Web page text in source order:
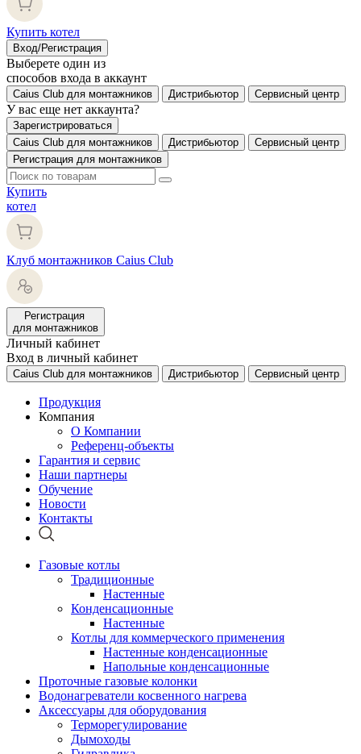
Купить котел
Вход/Регистрация
Выберете один из
способов входа в аккаунт
Caius Club для монтажников Дистрибьютор Сервисный центр
У вас еще нет аккаунта?
Зарегистрироваться
Caius Club для монтажников
Дистрибьютор
Сервисный центр
Регистрация для монтажников
Купить
котел
Клуб монтажников Caius Club
Регистрация
для монтажников
Личный кабинет
Вход в личный кабинет
Caius Club для монтажников Дистрибьютор Сервисный центр
Продукция
Компания
О Компании
Референц-объекты
Гарантия и сервис
Наши партнеры
Обучение
Новости
Контакты
Газовые котлы
Традиционные
Настенные
Конденсационные
Настенные
Котлы для коммерческого применения
Настенные конденсационные
Напольные конденсационные
Проточные газовые колонки
Водонагреватели косвенного нагрева
Аксессуары для оборудования
Терморегулирование
Дымоходы